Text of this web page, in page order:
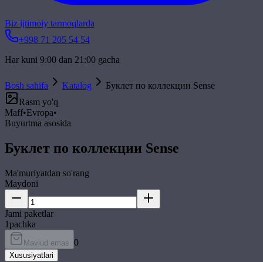
Biz ijtimoiy tarmoqlarda
+998 71 205 54 54
Har kuni 9:00 dan 21:00 gacha
Bosh sahifa Katalog
Буклет по коллекции Sense
Rasm yo'q
Maff•Evropa•
Buyurtma asosida
Буклет по коллекции Sense
Ma'muriyatdan so'rang
Maydoni
Jami paketlar
1pachka
Mavjud emas 0
Xususiyatlari